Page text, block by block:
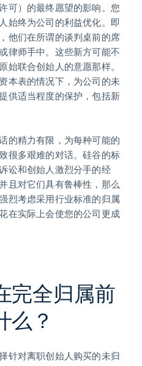
可）的最终愿望的影响。您
始终为公司的利益优化。即
他们在所谓的谈判桌前的席
律师手中。这些新方可能不
始联合创始人的意愿那样。
本表的情况下，为公司的未
供适当程度的保护，包括新
的精力有限，为每种可能的
很多艰难的对话。硅谷的标
讼和创始人激烈分手的经
且对它们具有鲁棒性，那么
烈考虑采用行业标准的归属
在实际上会使您的公司更成
完全归属前
么？
针对离职创始人购买的未归